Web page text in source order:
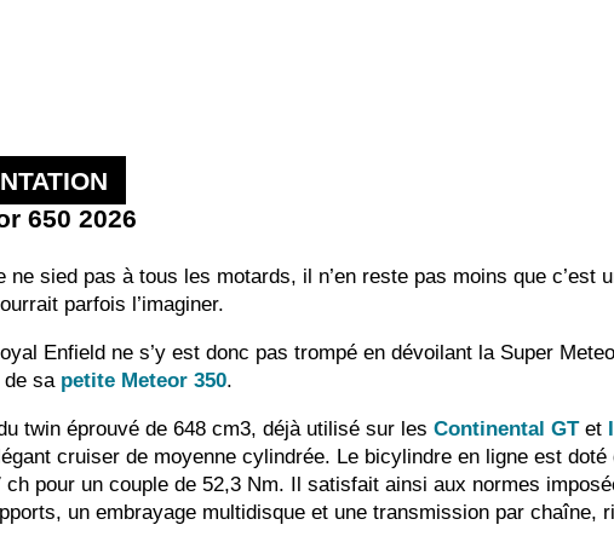
650 2026
sied pas à tous les motards, il n’en reste pas moins que c’est
parfois l’imaginer.
Enfield ne s’y est donc pas trompé en dévoilant la Super
sa petite Meteor 350.
twin éprouvé de 648 cm3, déjà utilisé sur lesContinental GTet
cruiser de moyenne cylindrée. Le bicylindre en ligne est
pour un couple de 52,3 Nm. Il satisfait ainsi aux normes
un embrayage multidisque et une transmission par chaîne,